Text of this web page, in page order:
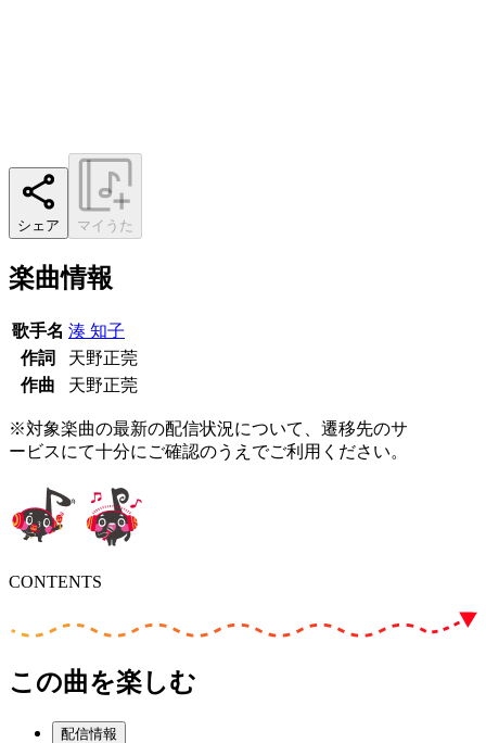
シェア マイうた
楽曲情報
歌手名 湊 知子
作詞
天野正莞
作曲
天野正莞
※対象楽曲の最新の配信状況について、遷移先のサ
ービスにて十分にご確認のうえでご利用ください。
CONTENTS
この曲を楽しむ
配信情報